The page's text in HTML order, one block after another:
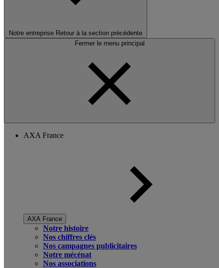
Notre entreprise Retour à la section précédente
Fermer le menu principal
AXA France
AXA France
Notre histoire
Nos chiffres clés
Nos campagnes publicitaires
Notre mécénat
Nos associations